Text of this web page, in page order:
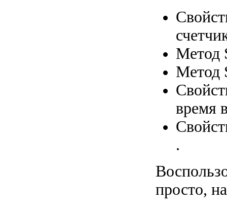
Метод
Метод
время
.
просто,